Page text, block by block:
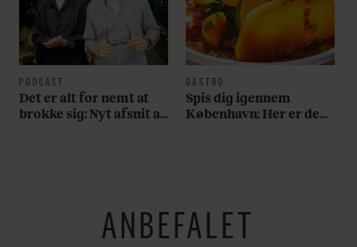
PODCAST
Det er alt for nemt at
brokke sig: Nyt afsnit af
GASTRO
Spis dig igennem
København: Her er de
ANBEFALET